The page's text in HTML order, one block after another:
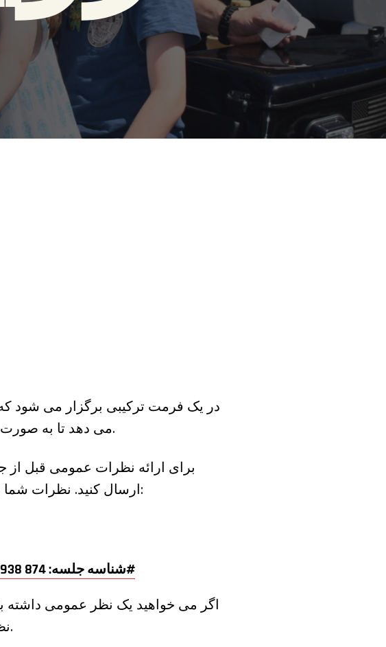
می دهد تا به صورت شخصی، تلفنی یا از طریق دسترسی از راه دور ویدئویی شرکت کنند.
ارسال کنید. نظرات شما در ابتدای جلسه (حداکثر 3 دقیقه) خوانده می شود. نظرات ایمیل به:
(360) 588-1620، شناسه جلسه: 874 938 654#
اگر می خواهید یک نظر عمومی داشته
نظرات بخشی از رکورد خواهد بود و به حداکثر 3 دقیقه محدود می شود.